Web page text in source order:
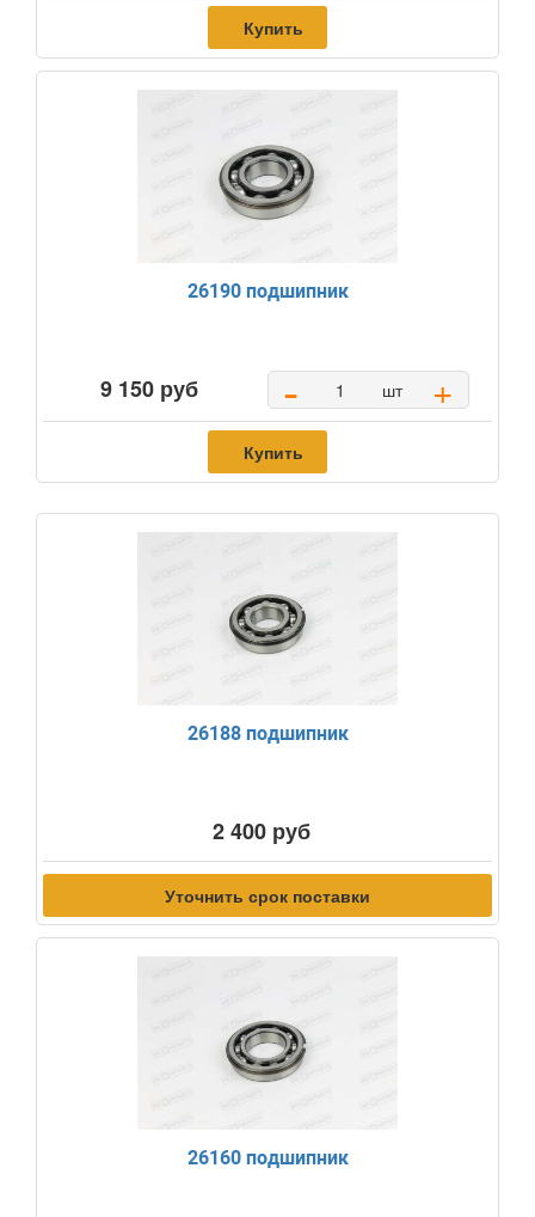
Купить
26190 подшипник
9 150 руб - шт +
Купить
26188 подшипник
2 400 руб
Уточнить срок поставки
26160 подшипник